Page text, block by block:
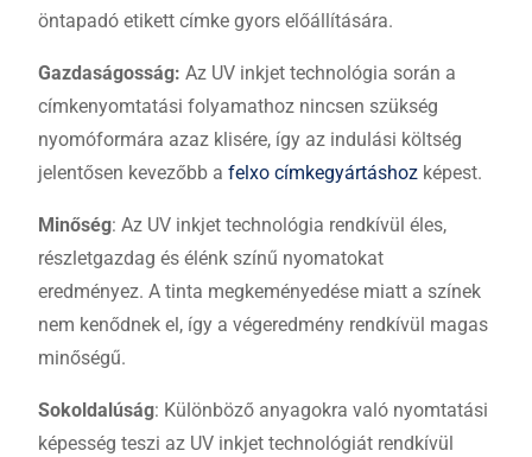
öntapadó etikett címke gyors előállítására.
Gazdaságosság: Az UV inkjet technológia során a
címkenyomtatási folyamathoz nincsen szükség
nyomóformára azaz klisére, így az indulási költség
jelentősen kevezőbb a felxo címkegyártáshoz képest.
Minőség: Az UV inkjet technológia rendkívül éles,
részletgazdag és élénk színű nyomatokat
eredményez. A tinta megkeményedése miatt a színek
nem kenődnek el, így a végeredmény rendkívül magas
minőségű.
Sokoldalúság: Különböző anyagokra való nyomtatási
képesség teszi az UV inkjet technológiát rendkívül